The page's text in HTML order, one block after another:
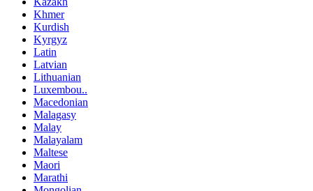
Khmer
Kurdish
Kyrgyz
Latin
Latvian
Lithuanian
Luxembou..
Macedonian
Malagasy
Malay
Malayalam
Maltese
Maori
Marathi